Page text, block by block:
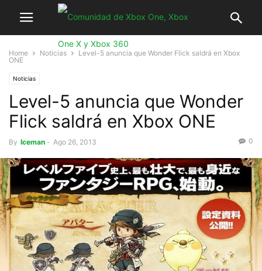
Home Noticias
Level-5 anuncia que Wonder Flick saldrá en Xbox
ONE
Noticias
Level-5 anuncia que Wonder
Flick saldrá en Xbox ONE
By Iceman - Ago 26, 2013 0